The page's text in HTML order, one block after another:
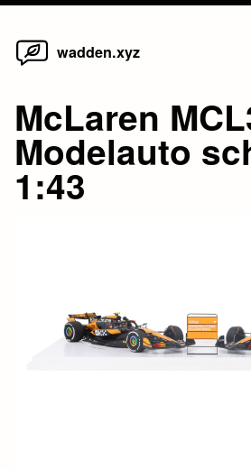
Skip
wadden.xyz
McLaren
Modelauto
1:43